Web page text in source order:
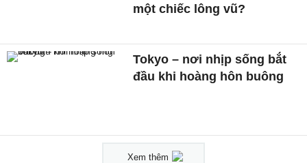
một chiếc lông vũ?
Tokyo – nơi nhịp sống bắt
đầu khi hoàng hôn buông
Xem thêm